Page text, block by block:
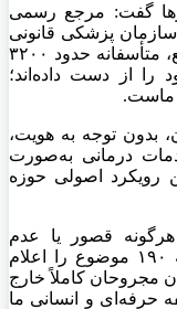
گفت: مرجع رسمی
سازمان پزشکی قانونی
کشور است و بر اساس اعلام‌های این مرجع، متأسفانه حدود ۳۲۰۰
را از دست داده‌اند؛
ماست.
بدون توجه به هویت،
درمانی به‌صورت
رویکرد اصولی حوزه
قصور یا عدم
رسیدگی، مردم می‌توانند از طریق سامانه ۱۹۰ موضوع را اعلام
مجروحان کاملاً خارج
حرفه‌ای و انسانی ما